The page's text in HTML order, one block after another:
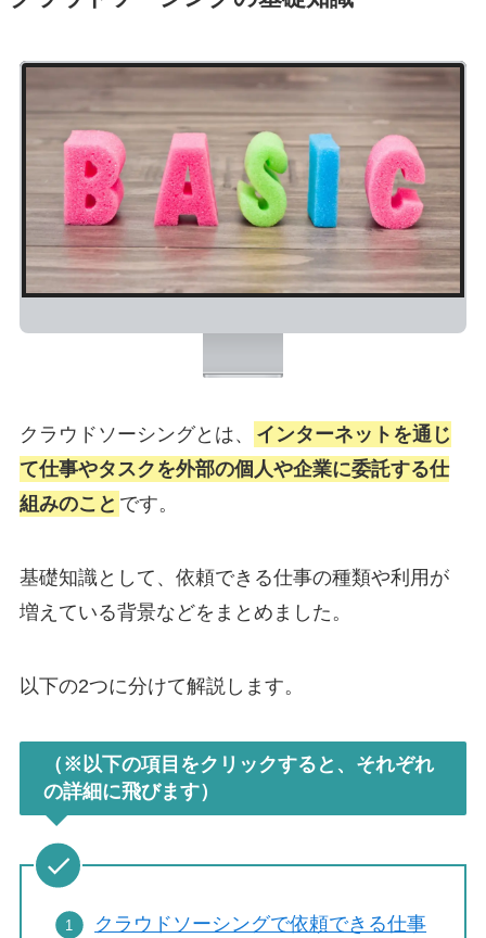
クラウドソーシングとは、
インターネットを通じ
て仕事やタスクを外部の個人や企業に委託する仕
組みのこと です。
基礎知識として、依頼できる仕事の種類や利用が
増えている背景などをまとめました。
以下の2つに分けて解説します。
（※以下の項目をクリックすると、それぞれ
の詳細に飛びます）
クラウドソーシングで依頼できる仕事